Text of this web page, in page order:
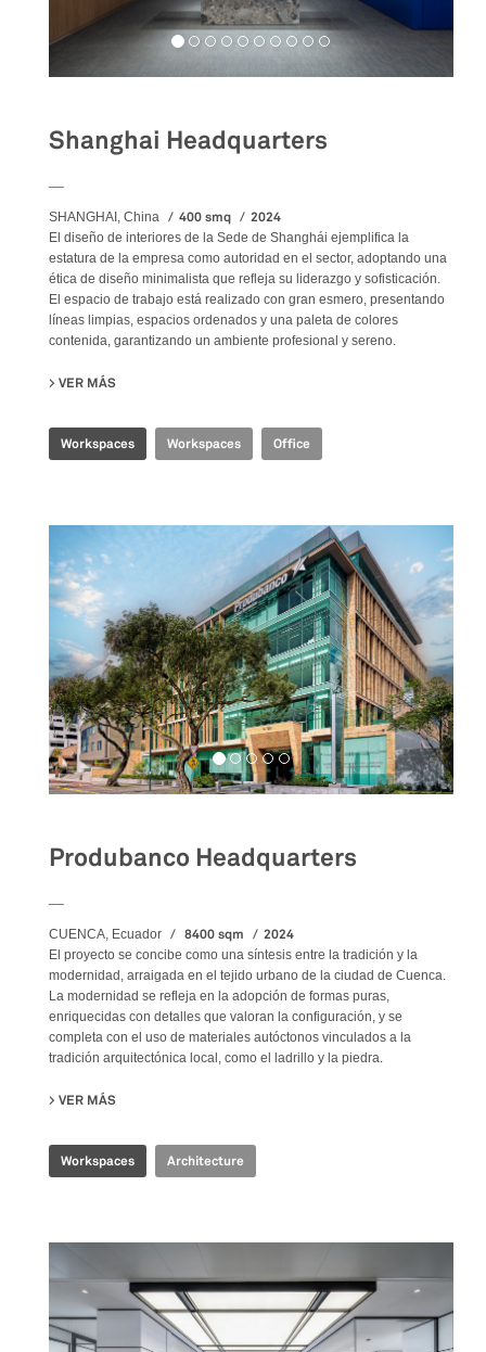
Shanghai Headquarters
SHANGHAI, China 400 smq 2024
El diseño de interiores de la Sede de Shanghái ejemplifica la
estatura de la empresa como autoridad en el sector, adoptando una
ética de diseño minimalista que refleja su liderazgo y sofisticación.
El espacio de trabajo está realizado con gran esmero, presentando
líneas limpias, espacios ordenados y una paleta de colores
contenida, garantizando un ambiente profesional y sereno.
VER MÁS
Workspaces Workspaces Office
Produbanco Headquarters
CUENCA, Ecuador 8400 sqm 2024
El proyecto se concibe como una síntesis entre la tradición y la
modernidad, arraigada en el tejido urbano de la ciudad de Cuenca.
La modernidad se refleja en la adopción de formas puras,
enriquecidas con detalles que valoran la configuración, y se
completa con el uso de materiales autóctonos vinculados a la
tradición arquitectónica local, como el ladrillo y la piedra.
VER MÁS
Workspaces Architecture